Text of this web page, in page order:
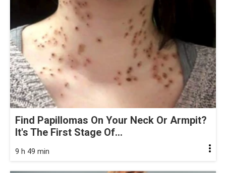
Find Papillomas On Your Neck Or Armpit?
It's The First Stage Of...
9 h 49 min